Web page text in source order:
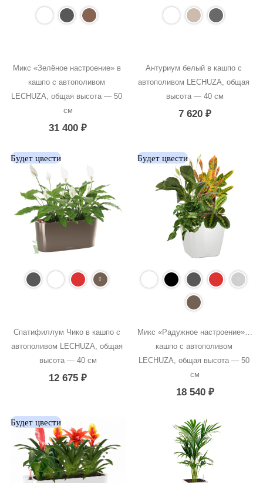
Микс «Зелёное настроение» в
кашпо с автополивом
LECHUZA, общая высота — 50
см
31 400₽
Антуриум белый в кашпо с
автополивом LECHUZA, общая
высота — 40 см
7 620₽
Будет цвести
Спатифиллум Чико в кашпо с
автополивом LECHUZA, общая
высота — 40 см
12 675₽
Будет цвести
Микс «Радужное настроение» в
кашпо с автополивом
LECHUZA, общая высота — 50
см
18 540 ₽
Будет цвести